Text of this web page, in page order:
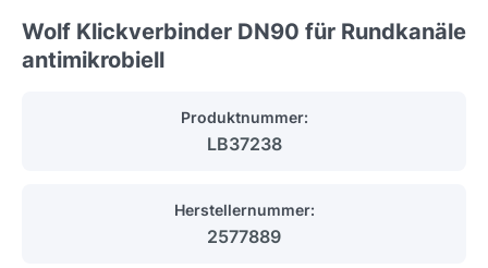
Wolf Klickverbinder DN90 für Rundkanäle
antimikrobiell
Produktnummer:
LB37238
Herstellernummer:
2577889